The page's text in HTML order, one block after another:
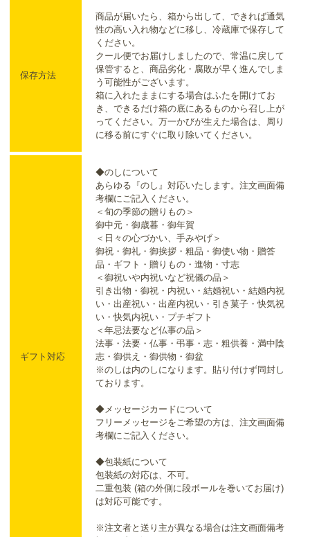
保存方法
商品が届いたら、箱から出して、できれば通気
性の高い入れ物などに移し、冷蔵庫で保存して
ください。
クール便でお届けしましたので、常温に戻して
保管すると、商品劣化・腐敗が早く進んでしま
う可能性がございます。
箱に入れたままにする場合はふたを開けてお
き、できるだけ箱の底にあるものから召し上が
ってください。万一かびが生えた場合は、周り
に移る前にすぐに取り除いてください。
ギフト対応
◆のしについて
あらゆる『のし』対応いたします。注文画面備
考欄にご記入ください。
＜旬の季節の贈りもの＞
御中元・御歳暮・御年賀
＜日々の心づかい、手みやげ＞
御祝・御礼・御挨拶・粗品・御使い物・贈答
品・ギフト・贈りもの・進物・寸志
＜御祝いや内祝いなど祝儀の品＞
引き出物・御祝・内祝い・結婚祝い・結婚内祝
い・出産祝い・出産内祝い・引き菓子・快気祝
い・快気内祝い・プチギフト
＜年忌法要など仏事の品＞
法事・法要・仏事・弔事・志・粗供養・満中陰
志・御供え・御供物・御盆
※のしは内のしになります。貼り付けず同封し
ております。
◆メッセージカードについて
フリーメッセージをご希望の方は、注文画面備
考欄にご記入ください。
◆包装紙について
包装紙の対応は、不可。
二重包装 (箱の外側に段ボールを巻いてお届け)
は対応可能です。
※注文者と送り主が異なる場合は注文画面備考